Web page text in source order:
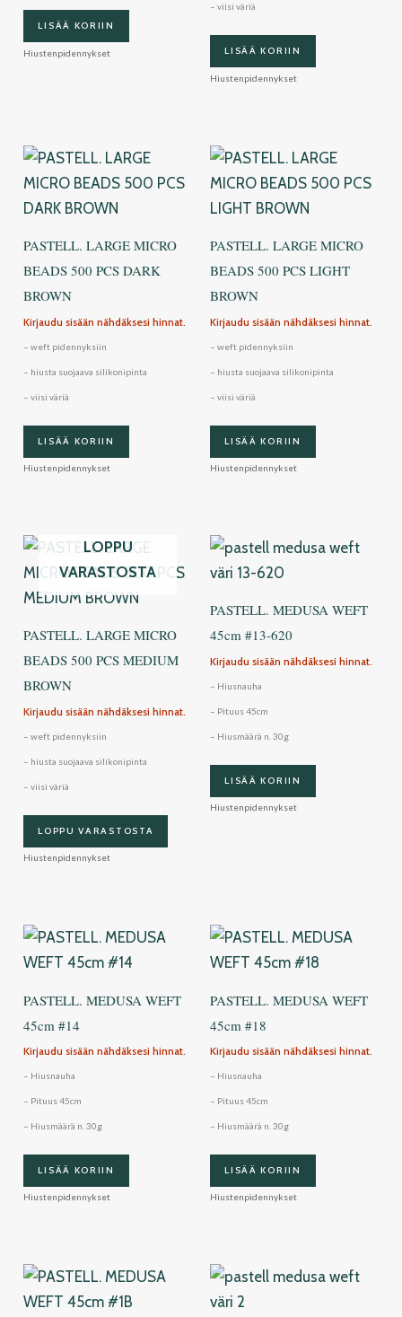
LISÄÄ KORIIN
Hiustenpidennykset
– viisi väriä
LISÄÄ KORIIN
Hiustenpidennykset
PASTELL. LARGE MICRO
BEADS 500 PCS DARK
BROWN
Kirjaudu sisään nähdäksesi hinnat.
– weft pidennyksiin
– hiusta suojaava silikonipinta
– viisi väriä
LISÄÄ KORIIN
Hiustenpidennykset
PASTELL. LARGE MICRO
BEADS 500 PCS LIGHT
BROWN
Kirjaudu sisään nähdäksesi hinnat.
– weft pidennyksiin
– hiusta suojaava silikonipinta
– viisi väriä
LISÄÄ KORIIN
Hiustenpidennykset
LOPPU
VARASTOSTA
PASTELL. LARGE MICRO
BEADS 500 PCS MEDIUM
BROWN
Kirjaudu sisään nähdäksesi hinnat.
– weft pidennyksiin
– hiusta suojaava silikonipinta
– viisi väriä
LOPPU VARASTOSTA
Hiustenpidennykset
PASTELL. MEDUSA WEFT
45cm #13-620
Kirjaudu sisään nähdäksesi hinnat.
– Hiusnauha
– Pituus 45cm
– Hiusmäärä n. 30g
LISÄÄ KORIIN
Hiustenpidennykset
PASTELL. MEDUSA WEFT
45cm #14
Kirjaudu sisään nähdäksesi hinnat.
– Hiusnauha
– Pituus 45cm
– Hiusmäärä n. 30g
LISÄÄ KORIIN
Hiustenpidennykset
PASTELL. MEDUSA WEFT
45cm #18
Kirjaudu sisään nähdäksesi hinnat.
– Hiusnauha
– Pituus 45cm
– Hiusmäärä n. 30g
LISÄÄ KORIIN
Hiustenpidennykset